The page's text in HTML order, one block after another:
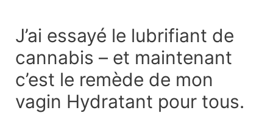
J’ai essayé le lubrifiant de
cannabis – et maintenant
c’est le remède de mon
vagin Hydratant pour tous.